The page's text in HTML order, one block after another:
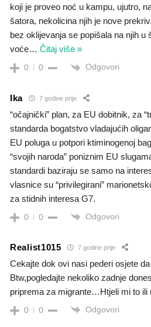
koji je proveo noć u kampu, ujutro,
šatora, nekolicina njih je nove
bez oklijevanja se popišala na njih u
voće… Čitaj više »
0 0 Odgovori
Ika 7 godine prije
“očajnički” plan, za EU dobitnik, za
standarda bogatstvo vladajućih
EU poluga u potpori ktiminogenoj
“svojih naroda” poniznim EU
standardi baziraju se samo na
vlasnice su “privilegirani”
za stidnih interesa G7.
0 0 Odgovori
Realist1015 7 godine prije
Cekajte dok ovi nasi pederi osjete
Btw,pogledajte nekoliko zadnje
priprema za migrante…Htjeli mi to ili
0 0 Odgovori